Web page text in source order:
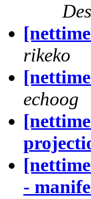
rikeko
echoog
-